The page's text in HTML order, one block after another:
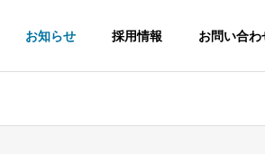
お知らせ 採用情報 お問い合わ